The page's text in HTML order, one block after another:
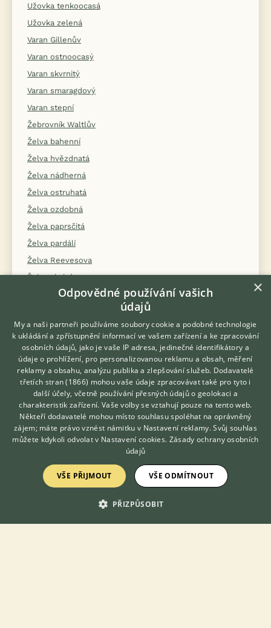
Užovka tenkoocasá
Užovka zelená
Varan Gillenův
Varan ostnoocasý
Varan skvrnitý
Varan smaragdový
Varan stepní
Žebrovník Waltlův
Želva bahenní
Želva hvězdnatá
Želva nádherná
Želva ostruhatá
Želva ozdobná
Želva paprsčitá
Želva pardálí
Želva Reevesova
Želva skalní
Želva stepní
Želva vroubená
Želva zelenavá
Želva žlutohnědá
Želva žlutolící
Zmije gabunská
Zmije obecná
Zmije písečná
Zmije řetízková
Zmije rohatá
Zmije růžkatá
Hledáte zvířecího kamaráda?
Zdarma vám poradí
VETERINÁŘ ONLINE
KONZULTOVAT S
VETERINÁŘEM
×
Odpovědné používání vašich
údajů
My a naši partneři používáme soubory cookie a podobné technologie
k ukládání a zpřístupnění informací ve vašem zařízení a ke zpracování
osobních údajů, jako je vaše IP adresa, jedinečné identifikátory a
údaje o prohlížení, pro personalizovanou reklamu a obsah, měření
reklamy a obsahu, analýzu publika a zlepšování služeb. Dodavatelé
třetích stran (1866) mohou vaše údaje zpracovávat také pro tyto i
další účely, včetně používání přesných údajů o geolokaci a
charakteristik zařízení. Vaše volby se vztahují pouze na tento web.
Někteří dodavatelé mohou místo souhlasu spoléhat na oprávněný
zájem; máte právo vznést námitku v Nastavení reklamy. Svůj souhlas
můžete kdykoli odvolat v Nastavení cookies. Zásady ochrany osobních
údajů
VŠE PŘIJMOUT VŠE ODMÍTNOUT
PŘIZPŮSOBIT